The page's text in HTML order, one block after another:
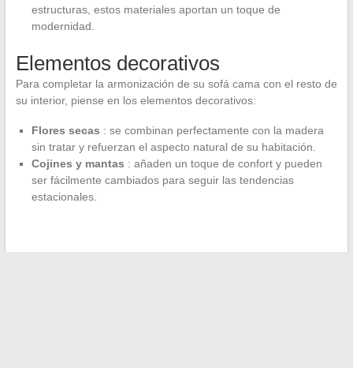
estructuras, estos materiales aportan un toque de
modernidad.
Elementos decorativos
Para completar la armonización de su sofá cama con el resto de
su interior, piense en los elementos decorativos:
Flores secas : se combinan perfectamente con la madera
sin tratar y refuerzan el aspecto natural de su habitación.
Cojines y mantas : añaden un toque de confort y pueden
ser fácilmente cambiados para seguir las tendencias
estacionales.